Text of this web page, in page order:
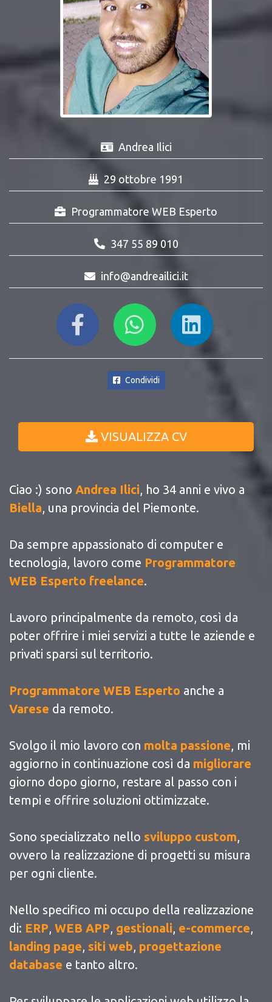
Andrea Ilici
29 ottobre 1991
Programmatore WEB Esperto
347 55 89 010
info@andreailici.it
Condividi
VISUALIZZA CV
Ciao :) sono Andrea Ilici, ho 34 anni e vivo a
Biella, una provincia del Piemonte.
Da sempre appassionato di computer e
tecnologia, lavoro come Programmatore
WEB Esperto freelance.
Lavoro principalmente da remoto, così da
poter offrire i miei servizi a tutte le aziende e
privati sparsi sul territorio.
Programmatore WEB Esperto anche a
Varese da remoto.
Svolgo il mio lavoro con molta passione, mi
aggiorno in continuazione così da migliorare
giorno dopo giorno, restare al passo con i
tempi e offrire soluzioni ottimizzate.
Sono specializzato nello sviluppo custom,
ovvero la realizzazione di progetti su misura
per ogni cliente.
Nello specifico mi occupo della realizzazione
di: ERP, WEB APP, gestionali, e-commerce,
landing page, siti web, progettazione
database e tanto altro.